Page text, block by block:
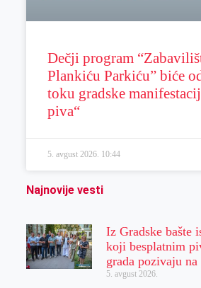
Dečji program
Plankiću Parkiću” biće
toku gradske
piva“
5. avgust 2026. 10:44
Najnovije vesti
Iz Gradske bašte
koji besplatnim
grada pozivaju
5. avgust 2026.